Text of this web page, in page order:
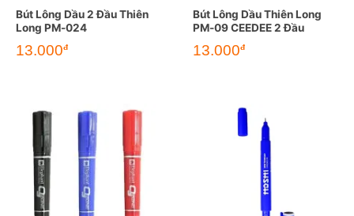
Bút Lông Dầu 2 Đầu Thiên
Long PM-024
13.000đ
Bút Lông Dầu Thiên Long
PM-09 CEEDEE 2 Đầu
13.000đ